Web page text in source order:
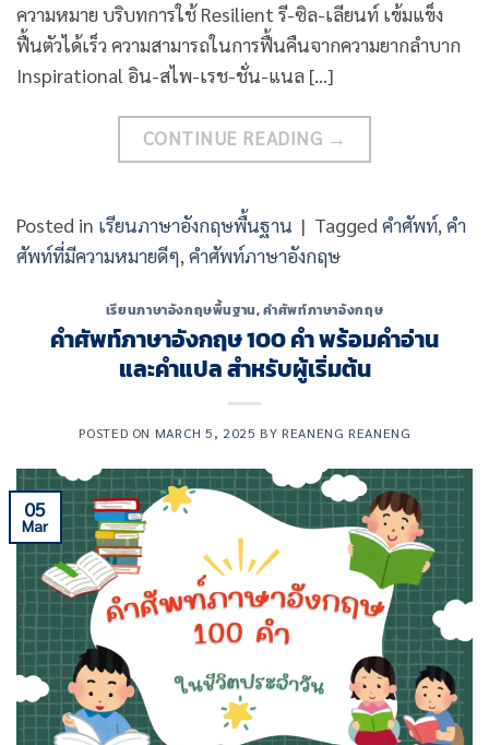
ความหมาย บริบทการใช้ Resilient รี-ซิล-เลียนท์ เข้มแข็ง
ฟื้นตัวได้เร็ว ความสามารถในการฟื้นคืนจากความยากลำบาก
Inspirational อิน-สไพ-เรช-ชั่น-แนล […]
CONTINUE READING →
Posted in เรียนภาษาอังกฤษพื้นฐาน | Tagged คำศัพท์, คำ
ศัพท์ที่มีความหมายดีๆ, คำศัพท์ภาษาอังกฤษ
เรียนภาษาอังกฤษพื้นฐาน,คำศัพท์ภาษาอังกฤษ
คําศัพท์ภาษาอังกฤษ 100 คํา พร้อมคําอ่าน
และคําแปล สำหรับผู้เริ่มต้น
POSTED ON MARCH 5, 2025 BY REANENG REANENG
05
Mar